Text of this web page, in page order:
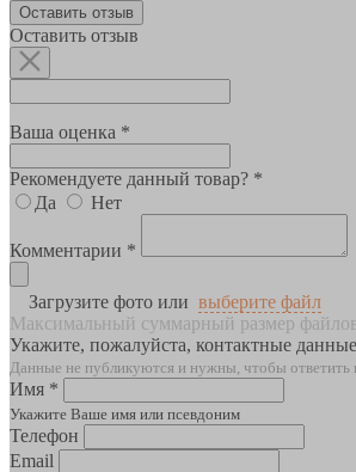
Оставить отзыв
Оставить отзыв
Ваша оценка *
Рекомендуете данный товар? *
Да
Нет
Комментарии *
Загрузите фото или выберите файл
Максимальный суммарный размер
Укажите, пожалуйста, контактные данные
Данные не публикуются и нужны, чтобы ответить
Имя *
Укажите Ваше имя или псевдоним
Телефон
Email